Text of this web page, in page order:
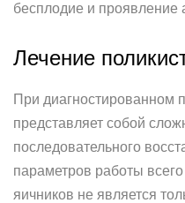
бесплодие и проявление
Лечение
При диагностированном
представляет собой
последовательного
параметров работы
яичников не является